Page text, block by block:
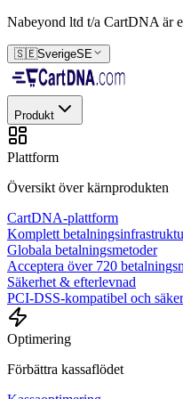
Nabeyond ltd t/a CartDNA är
🇸🇪SverigeSE
Produkt
Plattform
Översikt över kärnprodukten
CartDNA-plattform
Komplett
Globala betalningsmetoder
Acceptera över 720
Säkerhet & efterlevnad
PCI-DSS-kompatibel och
Optimering
Förbättra kassaflödet